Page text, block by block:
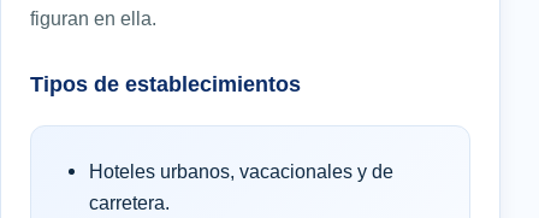
figuran en ella.
Tipos de establecimientos
Hoteles urbanos, vacacionales y de
carretera.